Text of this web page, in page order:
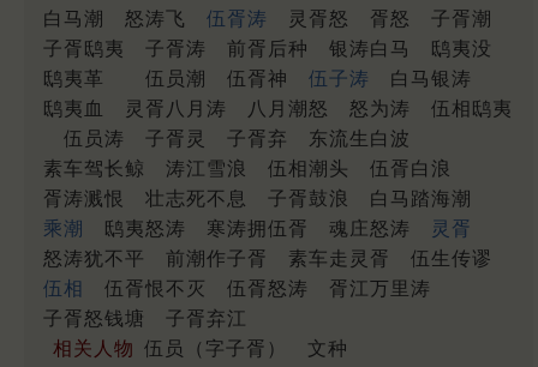
白马潮
怒涛飞 伍胥涛 灵胥怒 胥怒
子胥潮
子胥鸱夷
子胥涛 前胥后种 银涛白马
鸱夷没
鸱夷革
伍员潮 伍胥神 伍子涛
白马银涛
鸱夷血
灵胥八月涛 八月潮怒 怒为涛
伍相鸱夷
伍员涛
子胥灵 子胥弃
东流生白波
素车驾长鲸
涛江雪浪 伍相潮头
伍胥白浪
胥涛溅恨
壮志死不息 子胥鼓浪
白马踏海潮
乘潮
鸱夷怒涛 寒涛拥伍胥 魂庄怒涛
灵胥
怒涛犹不平
前潮作子胥 素车走灵胥
伍生传谬
伍相
伍胥恨不灭 伍胥怒涛
胥江万里涛
子胥怒钱塘
子胥弃江
相关人物 伍员（字子胥） 文种